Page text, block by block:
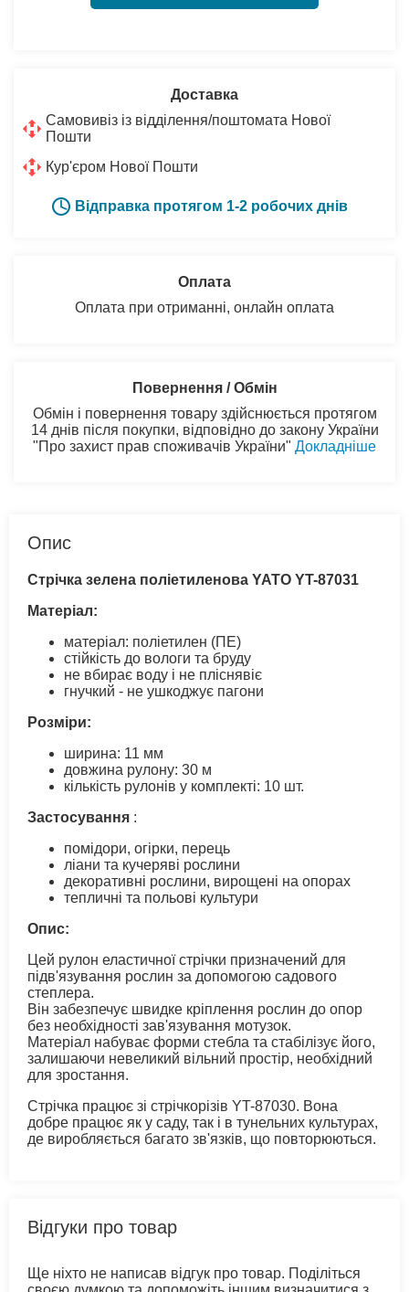
Доставка
Самовивіз із відділення/поштомата Нової
Пошти
Кур'єром Нової Пошти
Відправка протягом 1-2 робочих днів
Оплата
Оплата при отриманні, онлайн оплата
Повернення / Обмін
Обмін і повернення товару здійснюється протягом
14 днів після покупки, відповідно до закону України
"Про захист прав споживачів України" Докладніше
Опис
Стрічка зелена поліетиленова YATO YT-87031
Матеріал:
матеріал: поліетилен (ПЕ)
стійкість до вологи та бруду
не вбирає воду і не пліснявіє
гнучкий - не ушкоджує пагони
Розміри:
ширина: 11 мм
довжина рулону: 30 м
кількість рулонів у комплекті: 10 шт.
Застосування :
помідори, огірки, перець
ліани та кучеряві рослини
декоративні рослини, вирощені на опорах
тепличні та польові культури
Опис:
Цей рулон еластичної стрічки призначений для
підв'язування рослин за допомогою садового
степлера.
Він забезпечує швидке кріплення рослин до опор
без необхідності зав'язування мотузок.
Матеріал набуває форми стебла та стабілізує його,
залишаючи невеликий вільний простір, необхідний
для зростання.
Стрічка працює зі стрічкорізів YT-87030. Вона
добре працює як у саду, так і в тунельних культурах,
де виробляється багато зв'язків, що повторюються.
Відгуки про товар
Ще ніхто не написав відгук про товар. Поділіться